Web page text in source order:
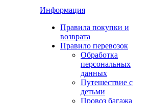
Информация
Правила покупки и
возврата
Правило перевозок
Обработка
персональных
данных
Путешествие с
детьми
Провоз багажа